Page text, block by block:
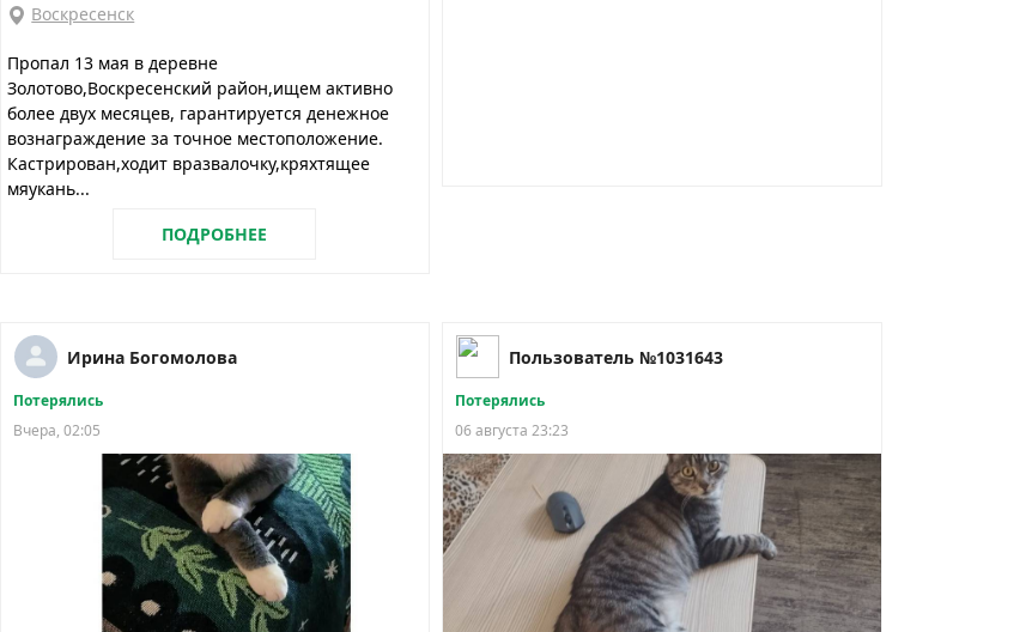
Воскресенск
Пропал 13 мая в деревне
Золотово,Воскресенский район,ищем активно
более двух месяцев, гарантируется денежное
вознаграждение за точное местоположение.
Кастрирован,ходит вразвалочку,кряхтящее
мяукань...
ПОДРОБНЕЕ
Ирина Богомолова
Потерялись
Вчера, 02:05
Пользователь №1031643
Потерялись
06 августа 23:23